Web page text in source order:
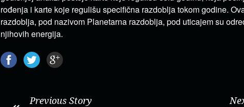
rođenja i karte koje regulišu specifična razdoblja tokom godine.
razdoblja, pod nazivom Planetarna razdoblja, pod uticajem su
njihovih energija.
Previous Story